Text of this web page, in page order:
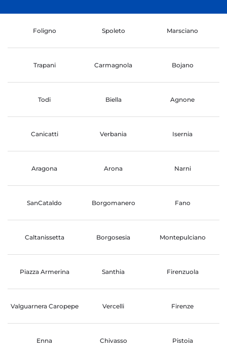
Foligno Spoleto Marsciano
Trapani Carmagnola Bojano
Todi Biella Agnone
Canicatti Verbania Isernia
Aragona Arona Narni
SanCataldo Borgomanero Fano
Caltanissetta Borgosesia Montepulciano
Piazza Armerina Santhia Firenzuola
Valguarnera Caropepe Vercelli Firenze
Enna Chivasso Pistoia